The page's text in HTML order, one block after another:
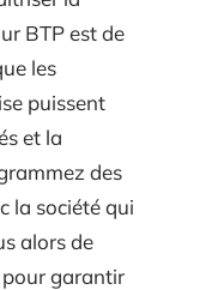
BTP est de
les
puissent
et la
des
la société qui
alors de
garantir